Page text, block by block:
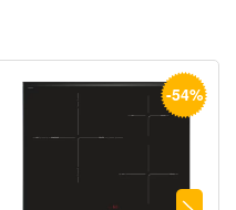
-54%